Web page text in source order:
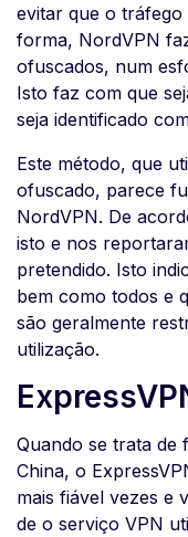
evitar que o tráfego
forma, NordVPN
ofuscados, num
Isto faz com que
seja identificado
Este método, que
ofuscado, parece
NordVPN. De
isto e nos
pretendido. Isto
bem como todos e
são geralmente
utilização.
Quando se trata de
China, o
mais fiável vezes e
de o serviço VPN